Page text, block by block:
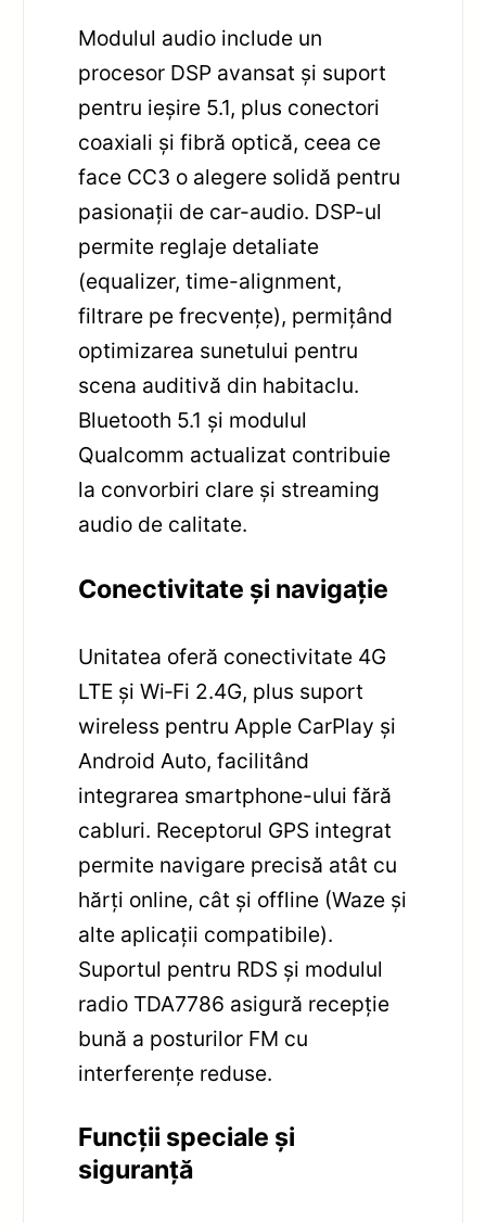
Modulul audio include un
procesor DSP avansat și suport
pentru ieșire 5.1, plus conectori
coaxiali și fibră optică, ceea ce
face CC3 o alegere solidă pentru
pasionații de car-audio. DSP-ul
permite reglaje detaliate
(equalizer, time-alignment,
filtrare pe frecvențe), permițând
optimizarea sunetului pentru
scena auditivă din habitaclu.
Bluetooth 5.1 și modulul
Qualcomm actualizat contribuie
la convorbiri clare și streaming
audio de calitate.
Conectivitate și navigație
Unitatea oferă conectivitate 4G
LTE și Wi‑Fi 2.4G, plus suport
wireless pentru Apple CarPlay și
Android Auto, facilitând
integrarea smartphone-ului fără
cabluri. Receptorul GPS integrat
permite navigare precisă atât cu
hărți online, cât și offline (Waze și
alte aplicații compatibile).
Suportul pentru RDS și modulul
radio TDA7786 asigură recepție
bună a posturilor FM cu
interferențe reduse.
Funcții speciale și
siguranță